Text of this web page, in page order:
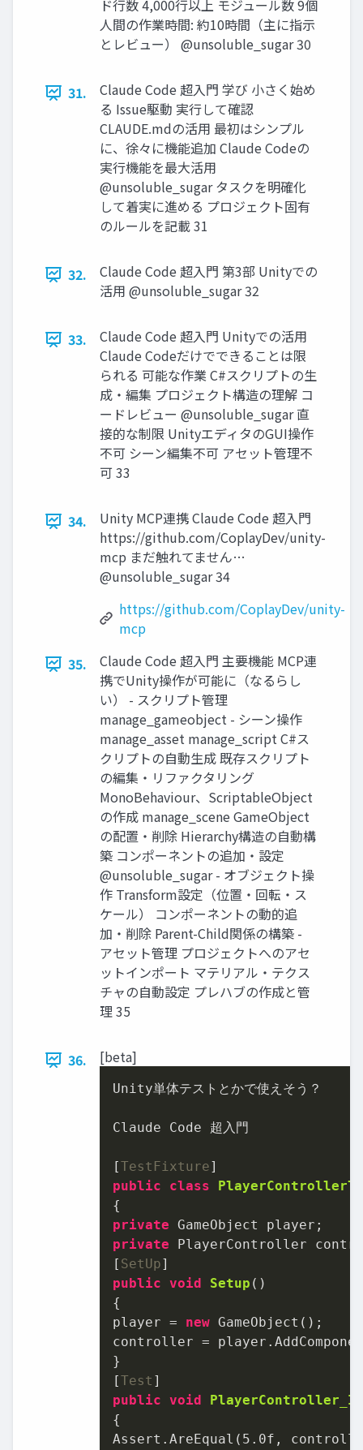
ド行数 4,000行以上 モジュール数 9個
人間の作業時間: 約10時間（主に指示
とレビュー） @unsoluble_sugar 30
31.
Claude Code 超入門 学び 小さく始め
る Issue駆動 実行して確認
CLAUDE.mdの活用 最初はシンプル
に、徐々に機能追加 Claude Codeの
実行機能を最大活用
@unsoluble_sugar タスクを明確化
して着実に進める プロジェクト固有
のルールを記載 31
32.
Claude Code 超入門 第3部 Unityでの
活用 @unsoluble_sugar 32
33.
Claude Code 超入門 Unityでの活用
Claude Codeだけでできることは限
られる 可能な作業 C#スクリプトの生
成・編集 プロジェクト構造の理解 コ
ードレビュー @unsoluble_sugar 直
接的な制限 UnityエディタのGUI操作
不可 シーン編集不可 アセット管理不
可 33
34.
Unity MCP連携 Claude Code 超入門
https://github.com/CoplayDev/unity-
mcp まだ触れてません…
@unsoluble_sugar 34
https://github.com/CoplayDev/unity-
mcp
35.
Claude Code 超入門 主要機能 MCP連
携でUnity操作が可能に（なるらし
い） - スクリプト管理
manage_gameobject - シーン操作
manage_asset manage_script C#ス
クリプトの自動生成 既存スクリプト
の編集・リファクタリング
MonoBehaviour、ScriptableObject
の作成 manage_scene GameObject
の配置・削除 Hierarchy構造の自動構
築 コンポーネントの追加・設定
@unsoluble_sugar - オブジェクト操
作 Transform設定（位置・回転・ス
ケール） コンポーネントの動的追
加・削除 Parent-Child関係の構築 -
アセット管理 プロジェクトへのアセ
ットインポート マテリアル・テクス
チャの自動設定 プレハブの作成と管
理 35
36. [beta]
Unity単体テストとかで使えそう？
Claude Code 超入門
[TestFixture
public
class
private
private PlayerController
[ SetUp
public void Setup ()
{
player = new GameObject();
controller =
}
[Test
public void
{
Assert.AreEqual( 5.0f ,